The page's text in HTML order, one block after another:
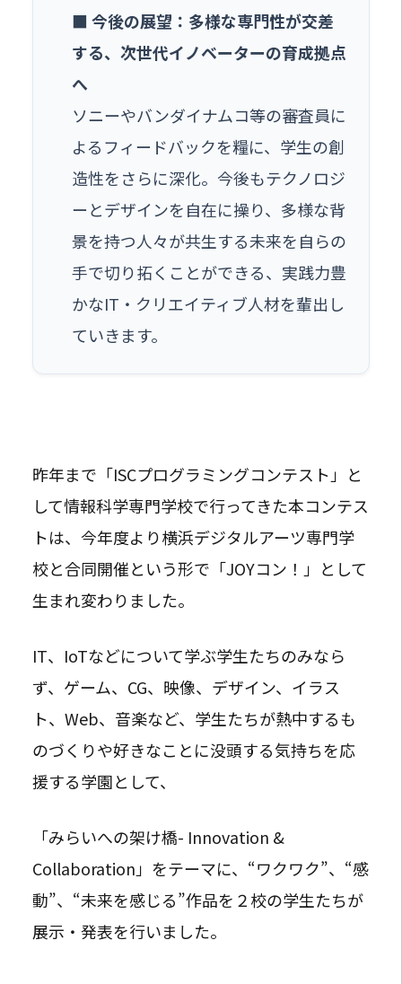
■ 今後の展望：多様な専門性が交差
する、次世代イノベーターの育成拠点
へ
ソニーやバンダイナムコ等の審査員に
よるフィードバックを糧に、学生の創
造性をさらに深化。今後もテクノロジ
ーとデザインを自在に操り、多様な背
景を持つ人々が共生する未来を自らの
手で切り拓くことができる、実践力豊
かなIT・クリエイティブ人材を輩出し
ていきます。
昨年まで「ISCプログラミングコンテスト」と
して情報科学専門学校で行ってきた本コンテス
トは、今年度より横浜デジタルアーツ専門学
校と合同開催という形で「JOYコン！」として
生まれ変わりました。
IT、IoTなどについて学ぶ学生たちのみなら
ず、ゲーム、CG、映像、デザイン、イラス
ト、Web、音楽など、学生たちが熱中するも
のづくりや好きなことに没頭する気持ちを応
援する学園として、
「みらいへの架け橋- Innovation &
Collaboration」をテーマに、“ワクワク”、“感
動”、“未来を感じる”作品を２校の学生たちが
展示・発表を行いました。